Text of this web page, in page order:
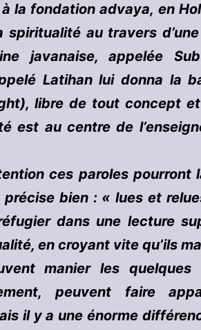
la fondation advaya, en
au travers
javanaise, appelée
Latihan lui donna la
libre de tout concept
est au centre de
ces paroles pourront
bien : « lues et
dans une lecture
en croyant vite qu’ils
manier les quelques
peuvent faire
il y a une énorme